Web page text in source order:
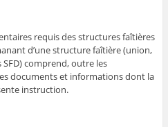
requis des structures faîtières
d’une structure faîtière (union,
comprend, outre les
documents et informations dont la
instruction.